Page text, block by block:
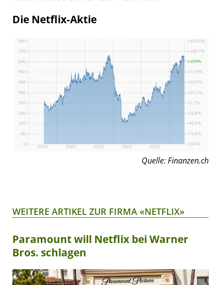
Die Netflix-Aktie
Quelle: Finanzen.ch
WEITERE ARTIKEL ZUR FIRMA «NETFLIX»
Paramount will Netflix bei Warner
Bros. schlagen